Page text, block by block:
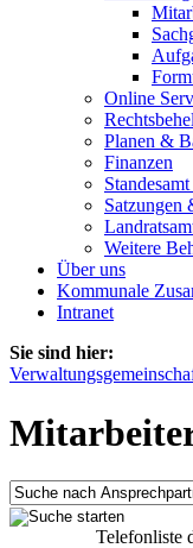
Online
Planen &
Finanzen
Satzungen
Weitere
Über uns
Kommunale
Intranet
Sie sind hier:
Telefonliste